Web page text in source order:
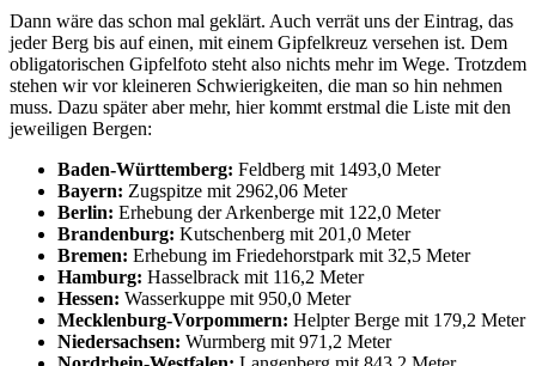
Dann wäre das schon mal geklärt. Auch verrät uns der Eintrag, das
jeder Berg bis auf einen, mit einem Gipfelkreuz versehen ist. Dem
obligatorischen Gipfelfoto steht also nichts mehr im Wege. Trotzdem
stehen wir vor kleineren Schwierigkeiten, die man so hin nehmen
muss. Dazu später aber mehr, hier kommt erstmal die Liste mit den
jeweiligen Bergen:
Baden-Württemberg: Feldberg mit 1493,0 Meter
Bayern: Zugspitze mit 2962,06 Meter
Berlin: Erhebung der Arkenberge mit 122,0 Meter
Brandenburg: Kutschenberg mit 201,0 Meter
Bremen: Erhebung im Friedehorstpark mit 32,5 Meter
Hamburg: Hasselbrack mit 116,2 Meter
Hessen: Wasserkuppe mit 950,0 Meter
Mecklenburg-Vorpommern: Helpter Berge mit 179,2 Meter
Niedersachsen: Wurmberg mit 971,2 Meter